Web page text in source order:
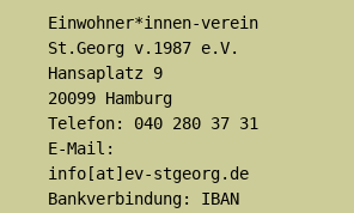
Einwohner*innen-verein
St.Georg v.1987 e.V.
Hansaplatz 9
20099 Hamburg
Telefon: 040 280 37 31
E-Mail:
info[at]ev-stgeorg.de
Bankverbindung: IBAN